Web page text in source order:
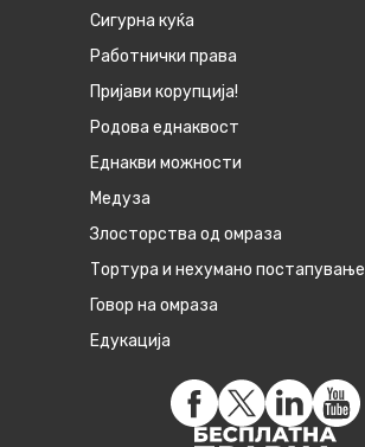
Сигурна куќа
Работнички права
Пријави корупција!
Родова еднаквост
Eднакви можности
Медуза
Злосторства од омраза
Тортура и нехумано постапување
Говор на омраза
Едукација